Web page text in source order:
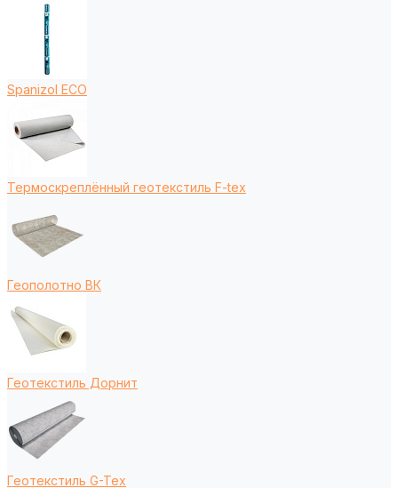
Spanizol ECO
Термоскреплённый геотекстиль F-tex
Геополотно ВК
Геотекстиль Дорнит
Геотекстиль G-Tex